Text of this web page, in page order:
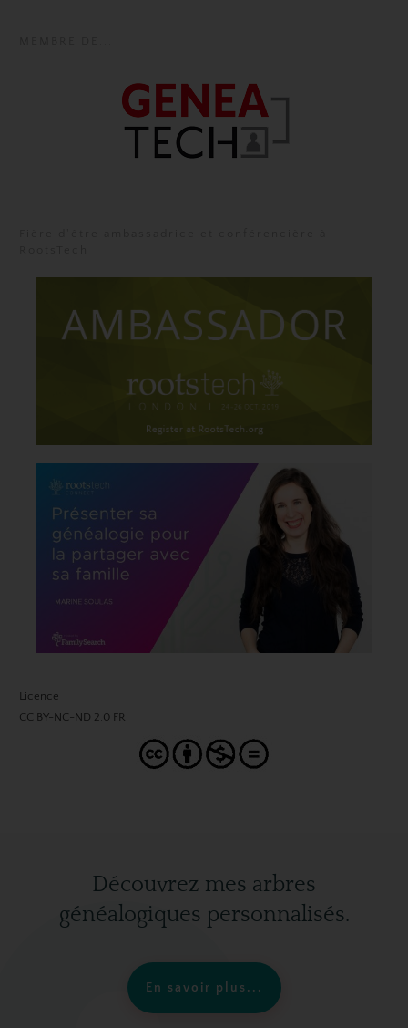
Licence
CC BY-NC-ND 2.0 FR
Découvrez mes arbres
généalogiques personnalisés.
En savoir plus...